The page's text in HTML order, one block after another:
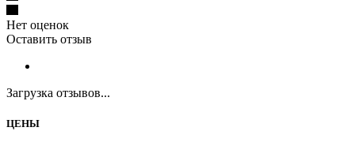
Нет оценок
Оставить отзыв
Загрузка отзывов...
ЦЕНЫ